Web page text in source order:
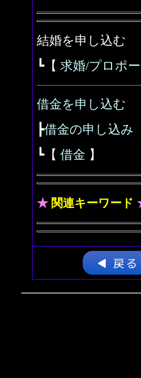
結婚を申し込む
┗【 求婚/プロポ
借金を申し込む
┣借金の申し込み
┗【 借金 】
★ 関連キーワード